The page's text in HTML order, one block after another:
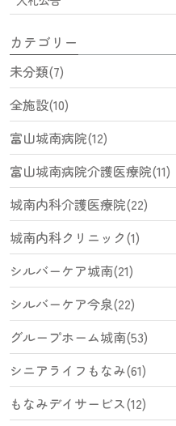
カテゴリー
未分類(7)
全施設(10)
富山城南病院(12)
富山城南病院介護医療院(11)
城南内科介護医療院(22)
城南内科クリニック(1)
シルバーケア城南(21)
シルバーケア今泉(22)
グループホーム城南(53)
シニアライフもなみ(61)
もなみデイサービス(12)